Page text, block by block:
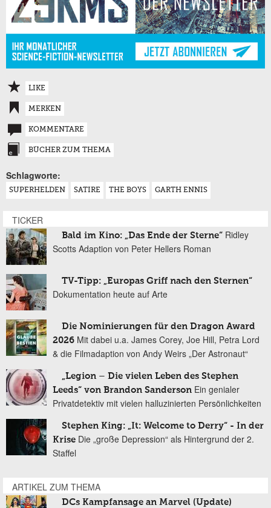
LIKE
MERKEN
KOMMENTARE
BÜCHER ZUM THEMA
Schlagworte:
SUPERHELDEN SATIRE THE BOYS GARTH ENNIS
TICKER
Bald im Kino: „Das Ende der Sterne“ Ridley
Scotts Adaption von Peter Hellers Roman
TV-Tipp: „Europas Griff nach den Sternen“
Dokumentation heute auf Arte
Die Nominierungen für den Dragon Award
2026 Mit dabei u.a. James Corey, Joe Hill, Petra Lord
& die Filmadaption von Andy Weirs „Der Astronaut“
„Legion – Die vielen Leben des Stephen
Leeds“ von Brandon Sanderson Ein genialer
Privatdetektiv mit vielen halluzinierten Persönlichkeiten
Stephen King: „It: Welcome to Derry“ - In der
Krise Die „große Depression“ als Hintergrund der 2.
Staffel
ARTIKEL ZUM THEMA
DCs Kampfansage an Marvel (Update)